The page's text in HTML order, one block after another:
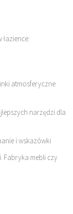
atmosferyczne
narzędzi dla
i wskazówki
Fabryka mebli czy